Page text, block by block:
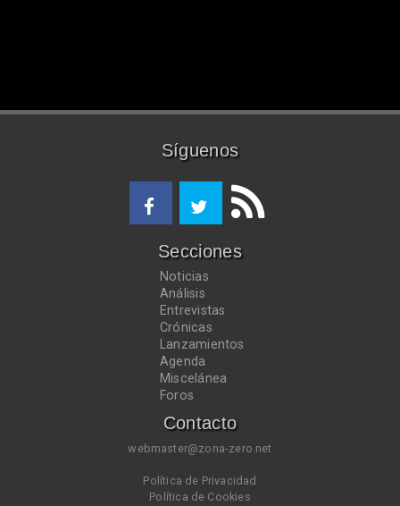
Síguenos
Secciones
Noticias
Análisis
Entrevistas
Crónicas
Lanzamientos
Agenda
Miscelánea
Foros
Contacto
webmaster@zona-zero.net
Política de Privacidad
Política de Cookies